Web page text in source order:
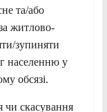
та/або
житлово-
зупиняти
населенню у
обсязі.
чи скасування